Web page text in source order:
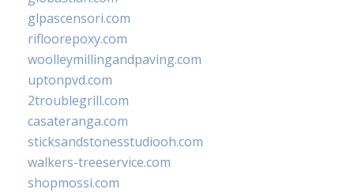
glpascensori.com
rifloorepoxy.com
woolleymillingandpaving.com
uptonpvd.com
2troublegrill.com
casateranga.com
sticksandstonesstudiooh.com
walkers-treeservice.com
shopmossi.com